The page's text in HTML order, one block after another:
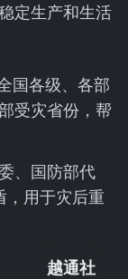
定生产和生活
国各级、各部
受灾省份，帮
、国防部代
，用于灾后重
越通社